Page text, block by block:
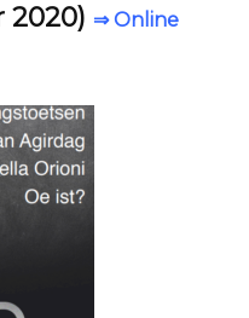
2020) ⇒ Online